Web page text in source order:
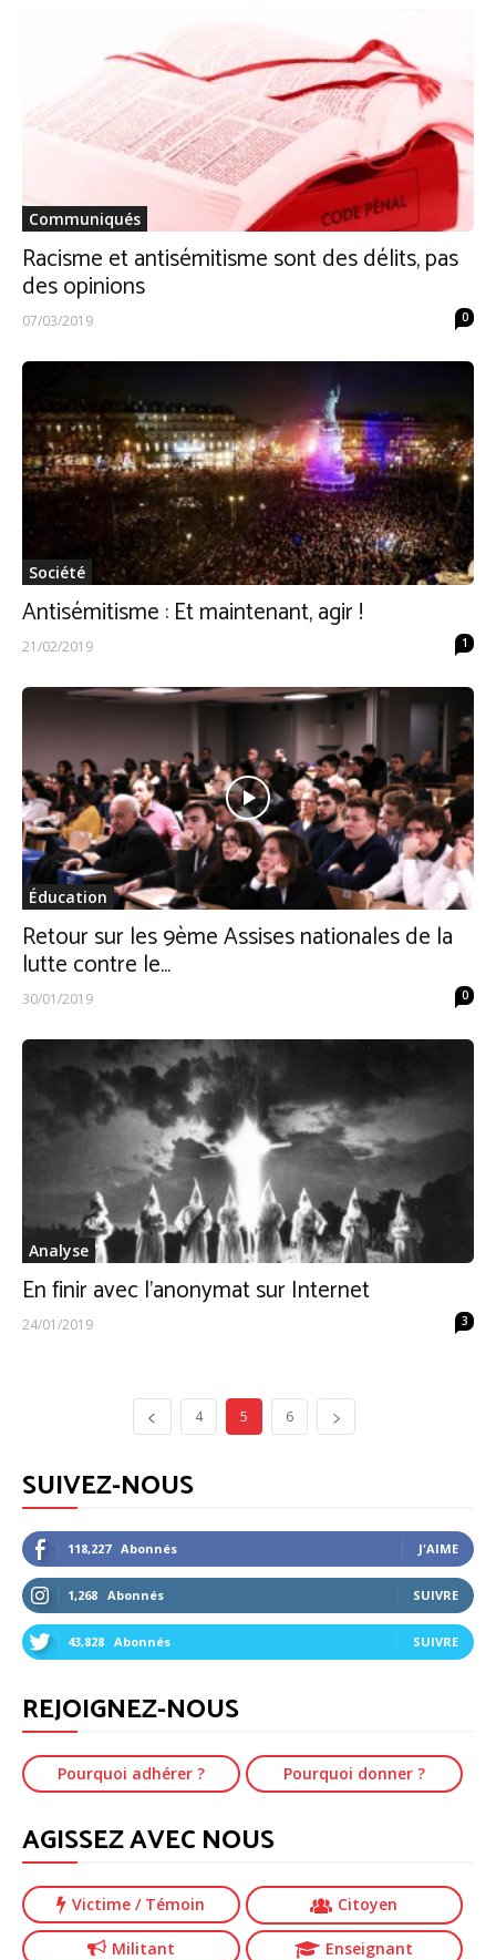
Communiqués
Racisme et antisémitisme sont des délits, pas
des opinions
07/03/2019 0
Société
Antisémitisme : Et maintenant, agir !
21/02/2019 1
Éducation
Retour sur les 9ème Assises nationales de la
lutte contre le...
30/01/2019 0
Analyse
En finir avec l’anonymat sur Internet
24/01/2019 3
4 5 6
SUIVEZ-NOUS
118,227 Abonnés J'AIME
1,268 Abonnés SUIVRE
43,828 Abonnés SUIVRE
REJOIGNEZ-NOUS
Pourquoi adhérer ? Pourquoi donner ?
AGISSEZ AVEC NOUS
Victime/ Témoin Citoyen
Militant Enseignant